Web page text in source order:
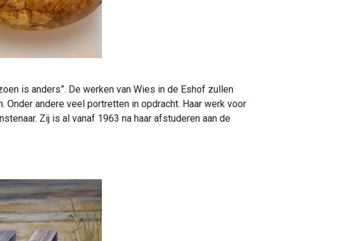
is anders”. De werken van Wies in de Eshof zullen
andere veel portretten in opdracht. Haar werk voor
Zij is al vanaf 1963 na haar afstuderen aan de